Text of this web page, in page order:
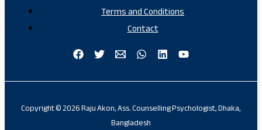
Terms and Conditions
Contact
Copyright © 2026 Raju Akon, Ass. Counselling Psychologist, Dhaka,
Bangladesh